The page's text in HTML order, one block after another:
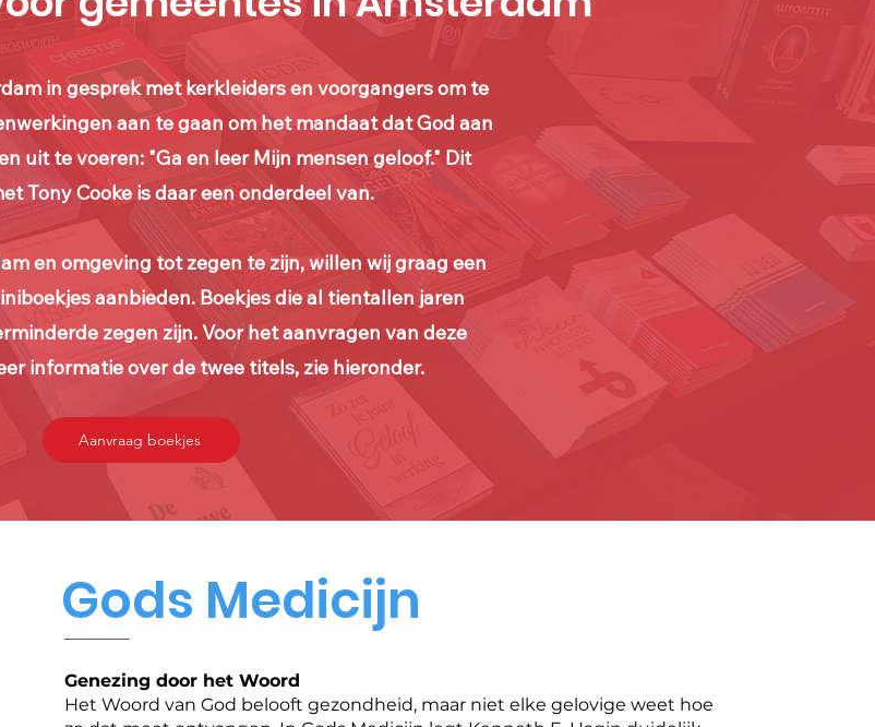
in gesprek met kerkleiders en voorgangers om te
aan te gaan om het mandaat dat God aan
uit te voeren: "Ga en leer Mijn mensen geloof." Dit
Tony Cooke is daar een onderdeel van.
en omgeving tot zegen te zijn, willen wij graag een
aanbieden. Boekjes die al tientallen jaren
zegen zijn. Voor het aanvragen van deze
informatie over de twee titels, zie hieronder.
Aanvraag boekjes
Gods Medicijn
Genezing door het Woord
Het Woord van God belooft gezondheid, maar niet elke gelovige weet hoe